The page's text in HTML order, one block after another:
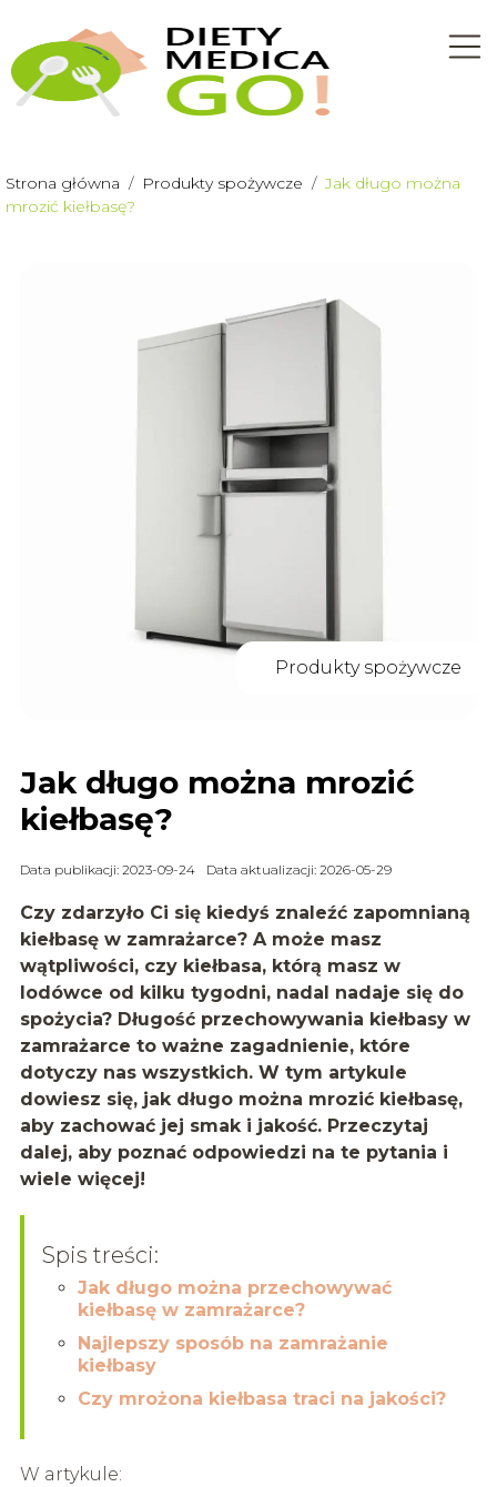
Strona główna / Produkty spożywcze /Jak długo można
mrozić kiełbasę?
Produkty spożywcze
Jak długo można mrozić
kiełbasę?
Data publikacji: 2023-09-24 Data aktualizacji: 2026-05-29
Czy zdarzyło Ci się kiedyś znaleźć zapomnianą
kiełbasę w zamrażarce? A może masz
wątpliwości, czy kiełbasa, którą masz w
lodówce od kilku tygodni, nadal nadaje się do
spożycia? Długość przechowywania kiełbasy w
zamrażarce to ważne zagadnienie, które
dotyczy nas wszystkich. W tym artykule
dowiesz się, jak długo można mrozić kiełbasę,
aby zachować jej smak i jakość. Przeczytaj
dalej, aby poznać odpowiedzi na te pytania i
wiele więcej!
Spis treści:
Jak długo można przechowywać
kiełbasę w zamrażarce?
Najlepszy sposób na zamrażanie
kiełbasy
Czy mrożona kiełbasa traci na jakości?
W artykule: